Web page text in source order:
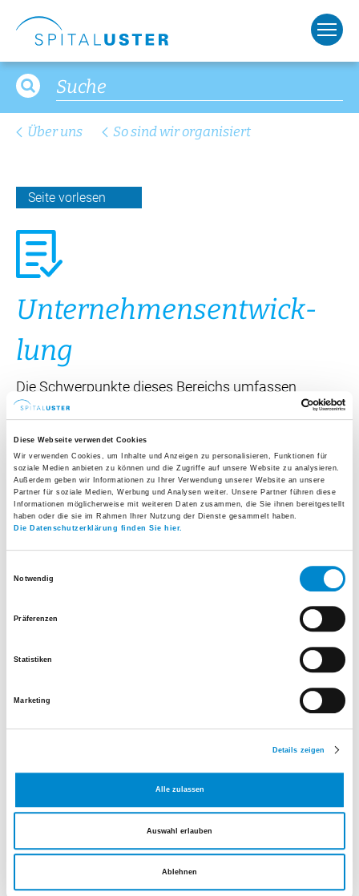
Diese Webseite verwendet Cookies
Wir verwenden Cookies, um Inhalte und Anzeigen zu personalisieren, Funktionen für
soziale Medien anbieten zu können und die Zugriffe auf unsere Website zu analysieren.
Außerdem geben wir Informationen zu Ihrer Verwendung unserer Website an unsere
Partner für soziale Medien, Werbung und Analysen weiter. Unsere Partner führen diese
Informationen möglicherweise mit weiteren Daten zusammen, die Sie ihnen bereitgestellt
haben oder die sie im Rahmen Ihrer Nutzung der Dienste gesammelt haben.
Die Datenschutzerklärung finden Sie hier.
Notwendig
Präferenzen
Statistiken
Marketing
Details zeigen
Alle zulassen
Auswahl erlauben
Ablehnen
Über uns So sind wir organisiert
Seite vorlesen
Un­ter­neh­mens­ent­wick­
lung
Die Schwerpunkte dieses Bereichs umfassen
sowohl betriebswirtschaftliche und technische
Themen sowie alle Aspekte rund um Ausbildung
und Qualität.
Leitung
Tel.+41 44 911 10 06
Mehr erfahren
Qua­li­täts­ma­nage­ment
Mehr erfahren
Pa­ti­en­ten­dienst